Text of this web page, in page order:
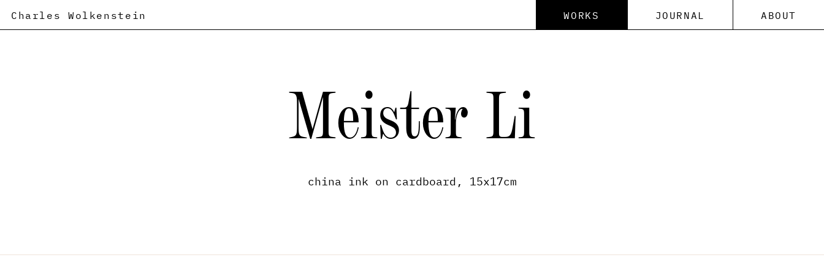
Charles Wolkenstein WORKS JOURNAL ABOUT
Meister Li
china ink on cardboard, 15x17cm